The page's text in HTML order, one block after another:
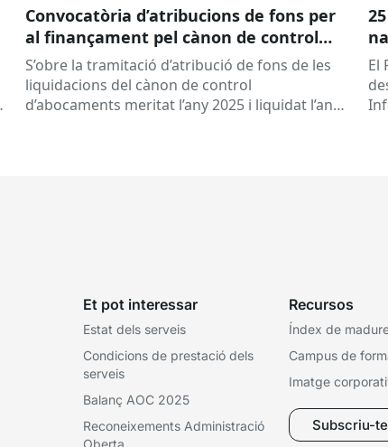
Convocatòria d’atribucions de fons per
al finançament pel cànon de control
d’abocaments meritat l’any 2025 i
liquidat l’any 2026
S’obre la tramitació d’atribució de fons de les
liquidacions del cànon de control
d’abocaments meritat l’any 2025 i liquidat l’any
El
Et pot interessar
Estat dels serveis
Condicions de prestació dels
serveis
Balanç AOC 2025
Reconeixements Administració
Oberta
Recursos
Índex de
Campus de
Imatge
Subscriu-